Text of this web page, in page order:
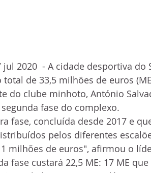
jul 2020  - A cidade desportiva
total de 33,5 milhões de euros
do clube minhoto, António
fase do complexo.
fase, concluída desde 2017 e
pelos diferentes
milhões de euros", afirmou o
fase custará 22,5 ME: 17 ME